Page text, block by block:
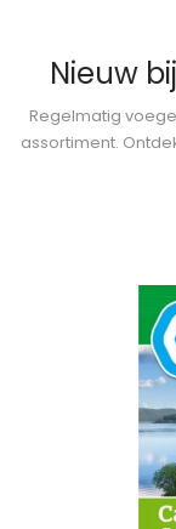
Nieuw
Regelmatig
assortiment.